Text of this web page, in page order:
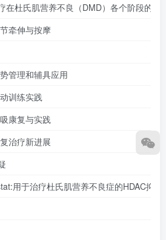
在杜氏肌营养不良（DMD）各个阶段的作
牵伸与按摩
管理和辅具应用
训练实践
康复与实践
治疗新进展
用于治疗杜氏肌营养不良症的HDAC抑制